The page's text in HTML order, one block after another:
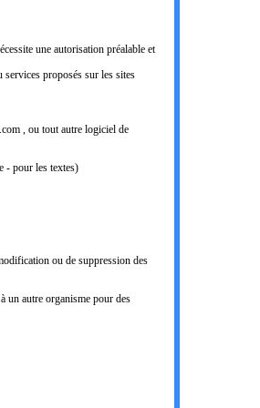
une autorisation préalable et
proposés sur les sites
, ou tout autre logiciel de
- pour les textes)
ou de suppression des
un autre organisme pour des